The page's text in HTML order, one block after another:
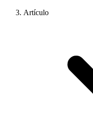
Artículo